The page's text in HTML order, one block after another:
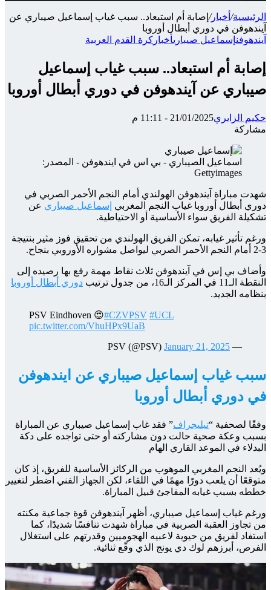
الرئيسية/ أخبار/ إصابة أم استبعاد.. سبب غياب إسماعيل صيباري عن
آيندهوفن في دوري أبطال أوروبا
آيندهوفنإسماعيل صيباريأخبار كرة القدم العربية
إصابة أم استبعاد.. سبب غياب إسماعيل
صيباري عن آيندهوفن في دوري أبطال أوروبا
حكيم الزايري21/01/2025 - 11:11 م
مشاركة
الإيميلاسماعيل الصيباري - بي اس في ايندهوفن - المصدر:
Gettyimages
شهدت مباراة آيندهوفن الهولندي أمام النجم الأحمر الصربي في
دوري أبطال أوروبا غياب النجم المغربي إسماعيل صيباري عن
تشكيلة الفريق سواء الأساسية أو الاحتياطية.
ورغم تأثير غيابه، تمكن الفريق الهولندي من تحقيق فوز مثير بنتيجة
3-2 أمام النجم الأحمر الصربي ليواصل مشواره الأوروبي بنجاح.
وأضاف بي إس في آيندهوفن ثلاث نقاط مهمة رفع بها رصيده إلى
النقطة الـ11 في المركز الـ16، من جدول ترتيب
دوري أبطال أوروبا
بنظامه الجديد.
PSV Eindhoven 😍#CZVPSV #UCL
pic.twitter.com/VhuHPx9UaB
— PSV (@PSV)
January 21, 2025
سبب غياب إسماعيل صيباري عن ايندهوفن
في دوري أبطال أوروبا
وفقًا لصحفية “تيليجراف” فقد غاب إسماعيل صيباري عن المباراة
بسبب وعكة صحية حالت دون مشاركته أو حتى تواجده على دكة
البدلاء في الموعد القاري الهام
ويُعد النجم المغربي الموهوب من الركائز الأساسية للفريق، إذ كان
متوقعًا أن يلعب دورًا مهمًا في اللقاء، لكن الجهاز الفني اضطر لتغيير
خططه بسبب غيابه المفاجئ قبيل المباراة.
ورغم غياب إسماعيل صيباري، أظهر آيندهوفن قوة جماعية مكنته
من تجاوز العقبة الصربية في مباراة شهدت تنافسًا شديدًا، كما
استفاد لفريق من حيوية لاعبيه الهجوميين وقدرتهم على استغلال
الفرص، أبرزهم لوك دي يونج الذي وقّع ثنائية.